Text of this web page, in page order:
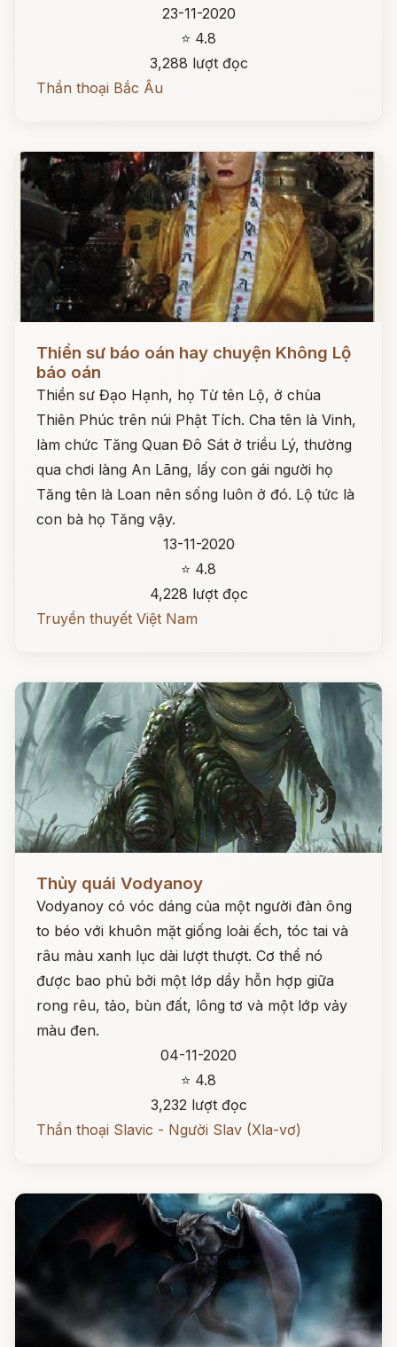
23-11-2020
⭐ 4.8
3,288 lượt đọc
Thần thoại Bắc Âu
Đọc ngay
Thiền sư báo oán hay chuyện Không Lộ
báo oán
Thiền sư Đạo Hạnh, họ Từ tên Lộ, ở chùa
Thiên Phúc trên núi Phật Tích. Cha tên là Vinh,
làm chức Tăng Quan Đô Sát ở triều Lý, thường
qua chơi làng An Lãng, lấy con gái người họ
Tăng tên là Loan nên sống luôn ở đó. Lộ tức là
con bà họ Tăng vậy.
13-11-2020
⭐ 4.8
4,228 lượt đọc
Truyền thuyết Việt Nam
Thủy quái Vodyanoy
Vodyanoy có vóc dáng của một người đàn ông
to béo với khuôn mặt giống loài ếch, tóc tai và
râu màu xanh lục dài lượt thượt. Cơ thể nó
được bao phủ bởi một lớp dầy hỗn hợp giữa
rong rêu, tảo, bùn đất, lông tơ và một lớp vảy
màu đen.
04-11-2020
⭐ 4.8
3,232 lượt đọc
Thần thoại Slavic - Người Slav (Xla-vơ)